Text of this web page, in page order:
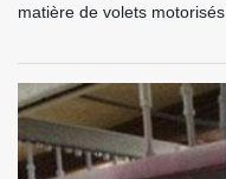
matière de volets motorisés.